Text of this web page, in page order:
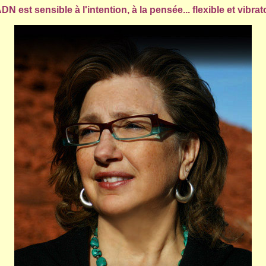
est sensible à l'intention, à la pensée... flexible et